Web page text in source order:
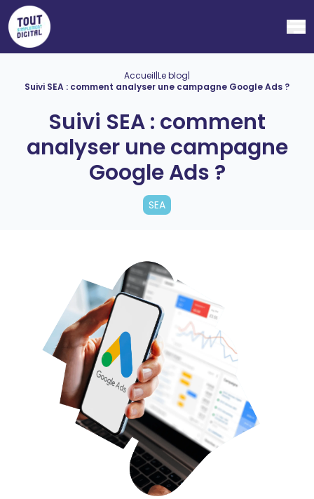
Accueil|Le blog|
Suivi SEA : comment analyser une campagne Google Ads ?
Suivi SEA : comment
analyser une campagne
Google Ads ?
SEA